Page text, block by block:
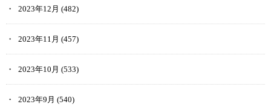
Coincheck NFTの購入方法は、以下の通りです。
マーケットで欲しいNFTを見つける
NFTの詳細をチェック
2023年12月 (482)
2023年11月 (457)
2023年10月 (533)
2023年9月 (540)